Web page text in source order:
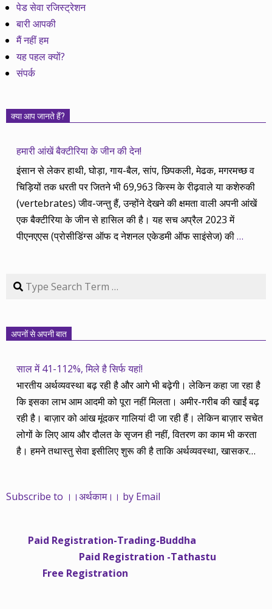
पेड सेवा रजिस्ट्रेशन
बारी आपकी
मैं नहीं हम
यह पहल क्यों?
संपर्क
क्या आप जानते हैं?
हमारी आंखें बैक्टीरिया के जीन की देन!
इंसान से लेकर हाथी, घोड़ा, गाय-बैल, सांप, छिपकली, मेढक, मगरमच्छ व
चिड़ियों तक धरती पर जितने भी 69,963 किस्म के रीढ़वाले या कशेरुकी
(vertebrates) जीव-जन्तु हैं, उन्होंने देखने की क्षमता वाली अपनी आंखें
एक बैक्टीरिया के जीन से हासिल की है। यह सच अप्रैल 2023 में
पीएनएएस (प्रोसीडिंग्स ऑफ द नेशनल एकेडमी ऑफ साइंसेज) की…
Search
अपनों से अपनी बात
साल में 41-112%, मिले है सिर्फ यहां!
भारतीय अर्थव्यवस्था बढ़ रही है और आगे भी बढ़ेगी। लेकिन कहा जा रहा है
कि इसका लाभ आम आदमी को पूरा नहीं मिलता। अमीर-गरीब की खाईं बढ़
रही है। बाज़ार को आंख मूंदकर गालियां दी जा रही हैं। लेकिन बाज़ार सचेत
लोगों के लिए आय और दौलत के सृजन ही नहीं, वितरण का काम भी करता
है। हमने तथास्तु सेवा इसीलिए शुरू की है ताकि अर्थव्यवस्था, खासकर
महंगाई की दर 10 प्रतिशत से ऊपर रहती है। वे भागकर जाते हैं सोने और
साढ़े चार सालों से अर्थकाम से जुड़े हैं, वे हमारी ईमानदारी और सत्यनिष्ठा से
भलीभांति वाकिफ हैं। शुरू में हम भी कच्चे थे तो बाज़ार के उस्तादों के जाल
में फंस गए। गलतियां कीं। लेकिन जैसे ही समझ में आया, खटाक से उनसे
Subscribe to ।।अर्थकाम।। by Email
Paid Registration-Trading-Buddha
Paid Registration -Tathastu
Free Registration